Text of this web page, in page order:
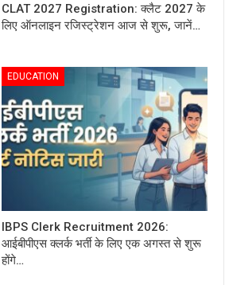
CLAT 2027 Registration: क्लैट 2027 के
लिए ऑनलाइन रजिस्ट्रेशन आज से शुरू, जानें…
EDUCATION
IBPS Clerk Recruitment 2026:
आईबीपीएस क्लर्क भर्ती के लिए एक अगस्त से शुरू
होंगे…